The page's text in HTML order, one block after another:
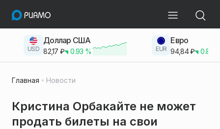
USD
Доллар США
82,17 ₽ 0.93 % EUR
Евро
94,84₽ 0.83
Главная Новости
Кристина Орбакайте не может
продать билеты на свои